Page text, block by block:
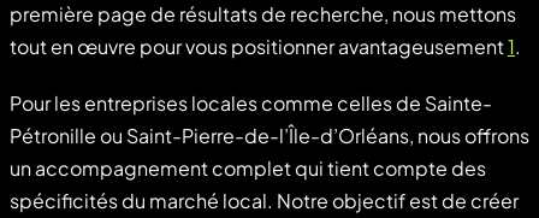
première page de résultats de recherche, nous mettons
tout en œuvre pour vous positionner avantageusement1.
Pour les entreprises locales comme celles de Sainte-
Pétronille ou Saint-Pierre-de-l’Île-d’Orléans, nous offrons
un accompagnement complet qui tient compte des
spécificités du marché local. Notre objectif est de créer